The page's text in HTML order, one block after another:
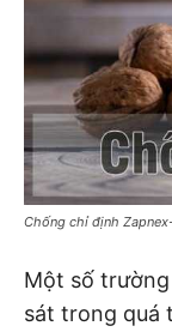
Chống chỉ định
Một số
sát trong quá